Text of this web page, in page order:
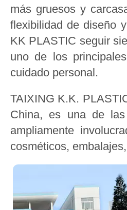
más gruesos y
flexibilidad de diseño
KK PLASTIC seguir
uno de los
cuidado personal.
TAIXING K.K.
China, es una de
ampliamente
cosméticos,